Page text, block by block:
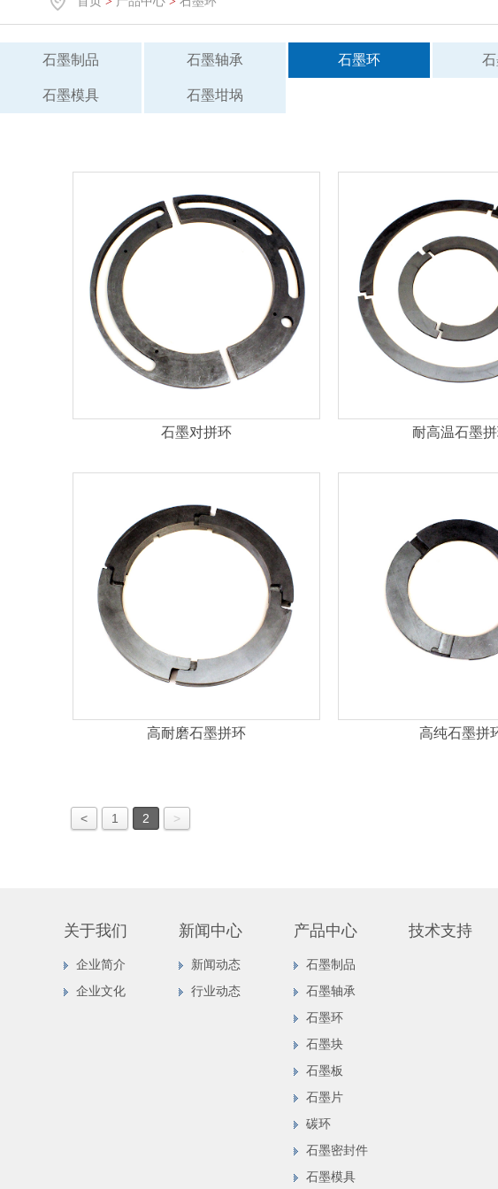
石墨制品 石墨轴承 石墨环
石墨模具 石墨坩埚
石墨对拼环 耐高温石墨
高耐磨石墨拼环 高纯石墨拼
< 1 2 >
关于我们
企业简介
企业文化
新闻中心
新闻动态
行业动态
产品中心
石墨制品
石墨轴承
石墨环
石墨块
石墨板
石墨片
碳环
石墨密封件
石墨模具
技术支持